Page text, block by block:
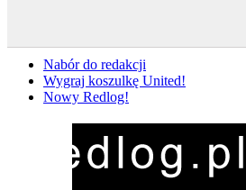
Nabór do redakcji
Wygraj koszulkę United!
Nowy Redlog!